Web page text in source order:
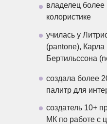
владелец более
колористике
училась у
(pantone),
Бертильссона
создала более
палитр для
создатель 10+
МК по работе с